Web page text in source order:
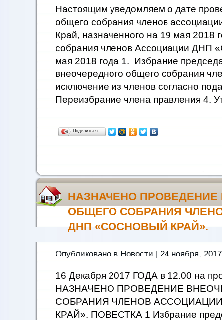
Настоящим уведомляем о дате
общего собрания членов
Край, назначенного на 19 мая 2018
собрания членов Ассоциации ДНП
мая 2018 года 1. Избрание
внеочередного общего собрания
исключение из членов согласно
Переизбрание члена правления 4.
Поделиться…
НАЗНАЧЕНО ПРОВЕДЕНИЕ
ОБЩЕГО СОБРАНИЯ
ДНП «СОСНОВЫЙ КРАЙ».
Опубликовано в Новости | 24 ноября, 2017
16 Декабря 2017 ГОДА в 12.00 на
НАЗНАЧЕНО ПРОВЕДЕНИЕ
СОБРАНИЯ ЧЛЕНОВ
КРАЙ». ПОВЕСТКА 1 Избрание